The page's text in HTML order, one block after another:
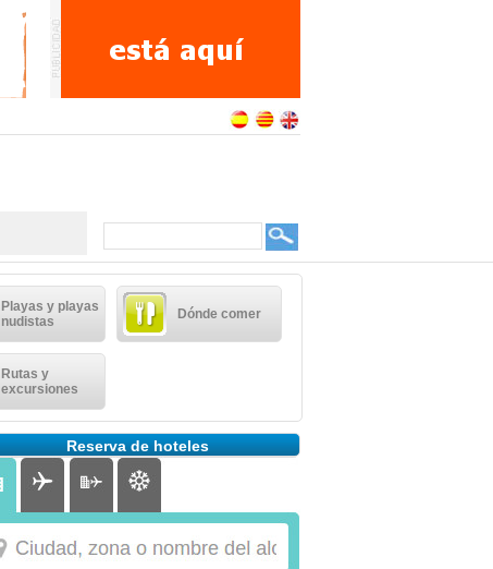
Playas y playas
nudistas
Dónde comer
Rutas y
excursiones
Reserva de hoteles